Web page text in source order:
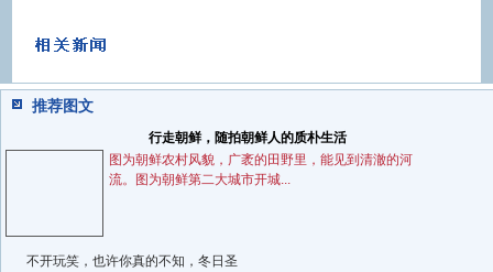
推荐图文
行走朝鲜，随拍朝鲜人的质朴生活
图为朝鲜农村风貌，广袤的田野里，能见到清澈的河
流。图为朝鲜第二大城市开城...
不开玩笑，也许你真的不知，冬日圣